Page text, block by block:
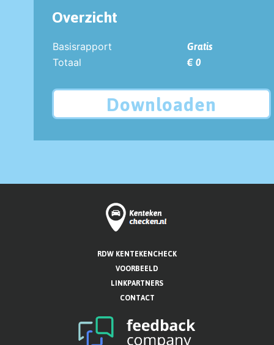
Overzicht
Basisrapport
Gratis
Totaal
€ 0
Downloaden
RDW KENTEKENCHECK
VOORBEELD
LINKPARTNERS
CONTACT